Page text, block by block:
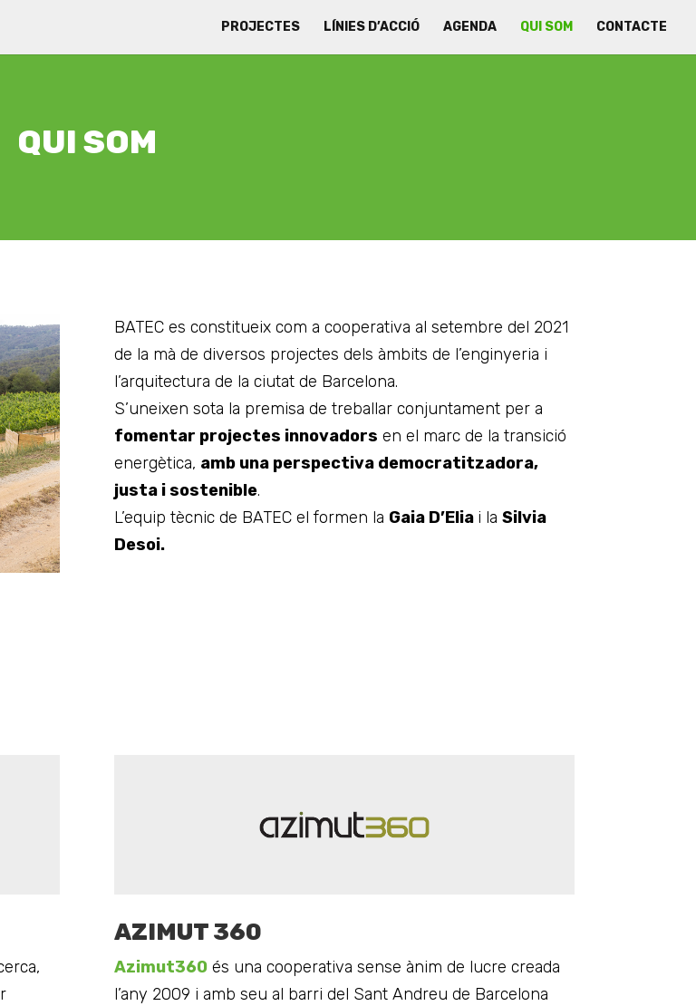
PROJECTES LÍNIES D’ACCIÓ AGENDA QUI SOM CONTACTE
QUI SOM
BATEC es constitueix com a cooperativa al setembre del 2021
de la mà de diversos projectes dels àmbits de l’enginyeria i
l’arquitectura de la ciutat de Barcelona.
S’uneixen sota la premisa de treballar conjuntament per a
fomentar projectes innovadors en el marc de la transició
energètica, amb una perspectiva democratitzadora,
justa i sostenible.
L’equip tècnic de BATEC el formen la Gaia D’Elia i la Silvia
Desoi.
AZIMUT 360
Azimut360és una cooperativa sense ànim de lucre creada
l’any 2009 i amb seu al barri del Sant Andreu de Barcelona